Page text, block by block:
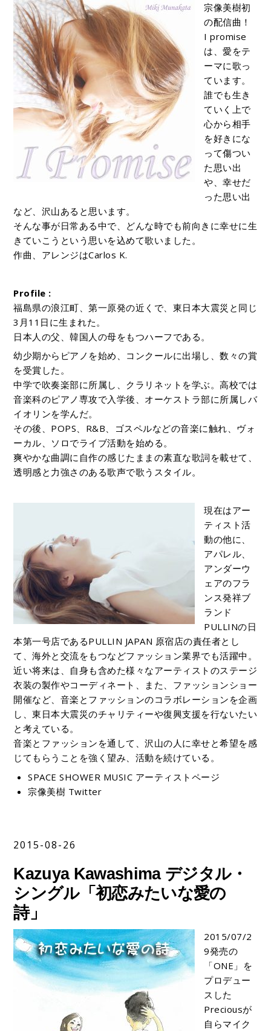
宗像美樹初
の配信曲！
I promise
は、愛をテ
ーマに歌っ
ています。
誰でも生き
ていく上で
心から相手
を好きにな
って傷つい
た思い出
や、幸せだ
った思い出
など、沢山あると思います。
そんな事が日常ある中で、どんな時でも前向きに幸せに生
きていこうという思いを込めて歌いました。
作曲、アレンジはCarlos K.
Profile :
福島県の浪江町、第一原発の近くで、東日本大震災と同じ
3月11日に生まれた。
日本人の父、韓国人の母をもつハーフである。
幼少期からピアノを始め、コンクールに出場し、数々の賞
を受賞した。
中学で吹奏楽部に所属し、クラリネットを学ぶ。高校では
音楽科のピアノ専攻で入学後、オーケストラ部に所属しバ
イオリンを学んだ。
その後、POPS、R&B、ゴスペルなどの音楽に触れ、ヴォ
ーカル、ソロでライブ活動を始める。
爽やかな曲調に自作の感じたままの素直な歌詞を載せて、
透明感と力強さのある歌声で歌うスタイル。
現在はアー
ティスト活
動の他に、
アパレル、
アンダーウ
ェアのフラ
ンス発祥ブ
ランド
PULLINの日
本第一号店であるPULLIN JAPAN 原宿店の責任者とし
て、海外と交流をもつなどファッション業界でも活躍中。
近い将来は、自身も含めた様々なアーティストのステージ
衣装の製作やコーディネート、また、ファッションショー
開催など、音楽とファッションのコラボレーションを企画
し、東日本大震災のチャリティーや復興支援を行ないたい
と考えている。
音楽とファッションを通して、沢山の人に幸せと希望を感
じてもらうことを強く望み、活動を続けている。
SPACE SHOWER MUSIC アーティストページ
宗像美樹 Twitter
2015-08-26
Kazuya Kawashima デジタル・
シングル「初恋みたいな愛の
詩」
2015/07/2
9発売の
「ONE」を
プロデュー
スした
Preciousが
自らマイク